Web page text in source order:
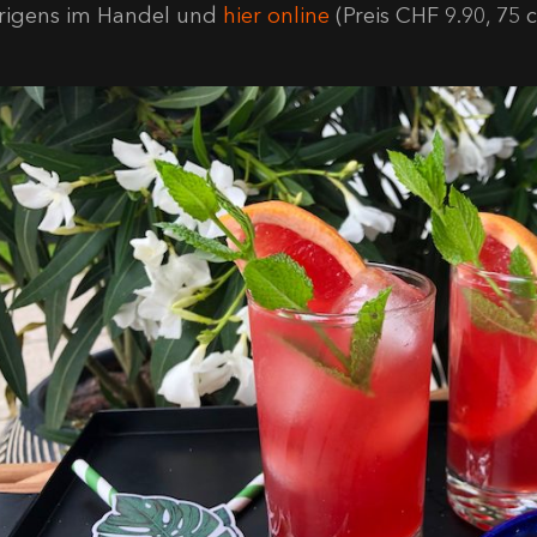
im Handel und hier online (Preis CHF 9.90, 75